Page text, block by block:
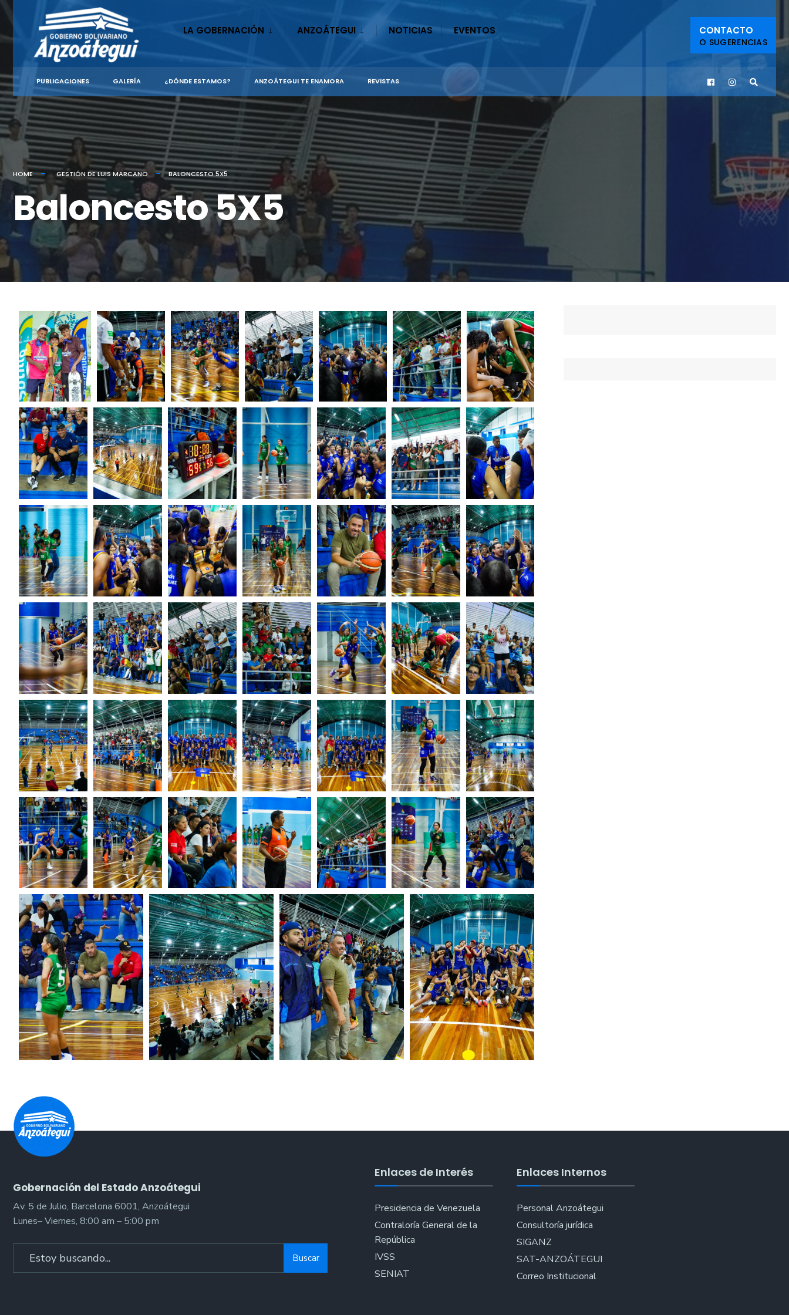
LA GOBERNACIÓN ANZOÁTEGUI NOTICIAS EVENTOS CONTACTO
O SUGERENCIAS
PUBLICACIONES GALERÍA ¿DÓNDE ESTAMOS? ANZOÁTEGUI TE ENAMORA REVISTAS
HOME GESTIÓN DE LUIS MARCANO BALONCESTO 5X5
Baloncesto 5X5
Gobernación del Estado Anzoátegui
Av. 5 de Julio, Barcelona 6001, Anzoátegui
Lunes– Viernes, 8:00 am – 5:00 pm
Buscar
Enlaces de Interés
Presidencia de Venezuela
Contraloría General de la
República
IVSS
SENIAT
Enlaces Internos
Personal Anzoátegui
Consultoría jurídica
SIGANZ
SAT-ANZOÁTEGUI
Correo Institucional